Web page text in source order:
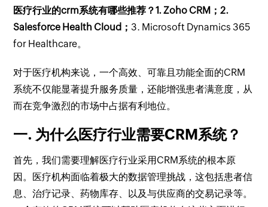
医疗行业的crm系统有哪些推荐？1. Zoho CRM；2.
Salesforce Health Cloud；3. Microsoft Dynamics 365
for Healthcare。
对于医疗机构来说，一个高效、可靠且功能全面的CRM
系统不仅能显著提升服务质量，还能增强患者满意度，从
而在竞争激烈的市场中占据有利地位。
一. 为什么医疗行业需要CRM系统？
首先，我们需要理解医疗行业采用CRM系统的根本原
因。医疗机构面临着极大的数据管理挑战，这包括患者信
息、治疗记录、药物库存、以及与供应商的交易记录等。